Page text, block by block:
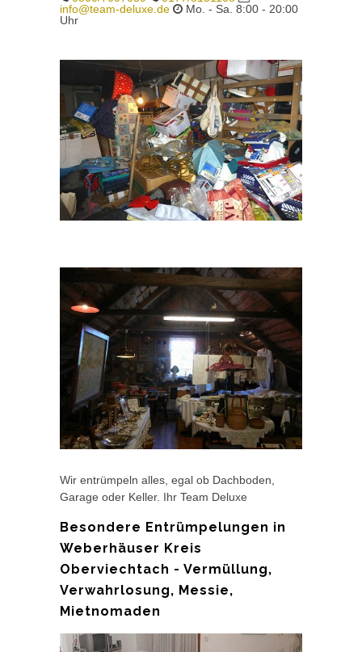
info@team-deluxe.de
Mo. - Sa. 8:00 - 20:00
Uhr
Wir entrümpeln alles, egal ob Dachboden,
Garage oder Keller. Ihr Team Deluxe
Besondere Entrümpelungen in
Weberhäuser Kreis
Oberviechtach - Vermüllung,
Verwahrlosung, Messie,
Mietnomaden